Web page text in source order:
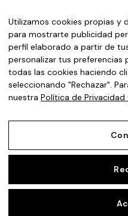
Sede
Galego(
Utilizamos cookies propias y
para mostrarte publicidad
perfil elaborado a partir de
personalizar tus preferencias
todas las cookies haciendo
seleccionando "Rechazar".
nuestra Política de Privacidad
Política de